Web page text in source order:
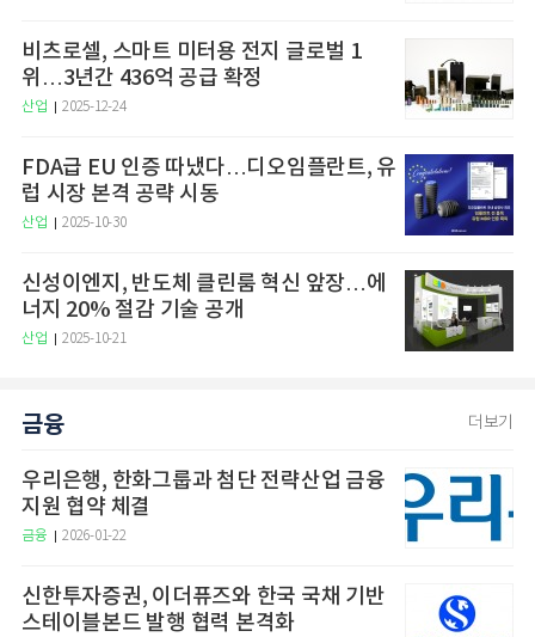
비츠로셀, 스마트 미터용 전지 글로벌 1
위…3년간 436억 공급 확정
산업 2025-12-24
FDA급 EU 인증 따냈다…디오임플란트, 유
럽 시장 본격 공략 시동
산업 2025-10-30
신성이엔지, 반도체 클린룸 혁신 앞장…에
너지 20% 절감 기술 공개
산업 2025-10-21
금융 더보기
우리은행, 한화그룹과 첨단 전략산업 금융
지원 협약 체결
금융 2026-01-22
신한투자증권, 이더퓨즈와 한국 국채 기반
스테이블본드 발행 협력 본격화